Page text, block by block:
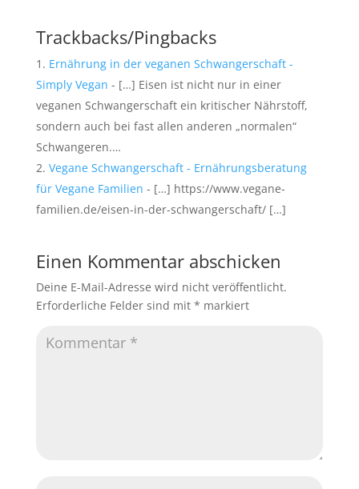
Trackbacks/Pingbacks
Ernährung in der veganen Schwangerschaft -
Simply Vegan - […] Eisen ist nicht nur in einer
veganen Schwangerschaft ein kritischer Nährstoff,
sondern auch bei fast allen anderen „normalen“
Schwangeren.…
Vegane Schwangerschaft - Ernährungsberatung
für Vegane Familien - […] https://www.vegane-
familien.de/eisen-in-der-schwangerschaft/ […]
Einen Kommentar abschicken
Deine E-Mail-Adresse wird nicht veröffentlicht.
Erforderliche Felder sind mit * markiert